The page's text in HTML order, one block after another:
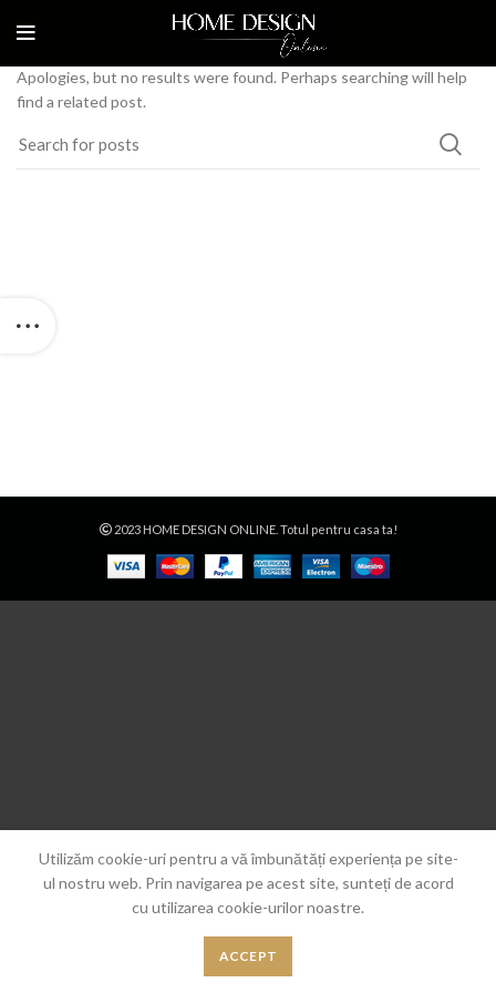
Nothing Found
Apologies, but no results were found. Perhaps searching will help
find a related post.
2023 HOME DESIGN ONLINE. Totul pentru casa ta!
Utilizăm cookie-uri pentru a vă îmbunătăți experiența pe site-
ul nostru web. Prin navigarea pe acest site, sunteți de acord
cu utilizarea cookie-urilor noastre.
ACCEPT